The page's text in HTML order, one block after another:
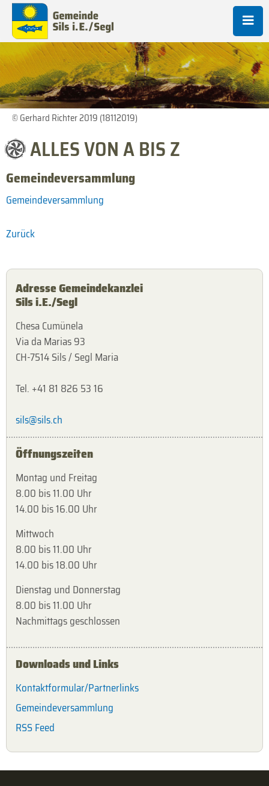
© Gerhard Richter 2019 (18112019)
ALLES VON A BIS Z
Gemeindeversammlung
Gemeindeversammlung
Zurück
Adresse Gemeindekanzlei
Sils i.E./Segl
Chesa Cumünela
Via da Marias 93
CH-7514 Sils / Segl Maria
Tel. +41 81 826 53 16
sils@sils.ch
Öffnungszeiten
Montag und Freitag
8.00 bis 11.00 Uhr
14.00 bis 16.00 Uhr
Mittwoch
8.00 bis 11.00 Uhr
14.00 bis 18.00 Uhr
Dienstag und Donnerstag
8.00 bis 11.00 Uhr
Nachmittags geschlossen
Downloads und Links
Kontaktformular/Partnerlinks
Gemeindeversammlung
RSS Feed